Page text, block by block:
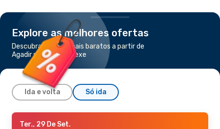
Explore as melhores ofertas
Descubra os voos mais baratos a partir de
Agadir para Marraquexe
Ida e volta Só ida
Sáb., 3 De Out.- Sáb., 10 De Out.
Ter., 29 De Set.